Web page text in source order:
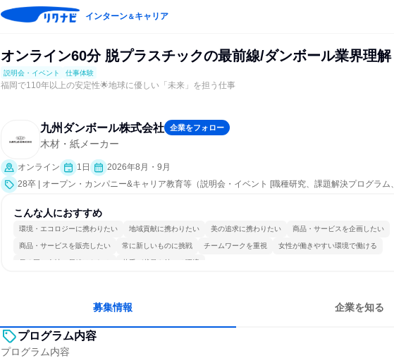
インターン＆キャリア
オンライン60分 脱プラスチックの最前線/ダンボール業界理解
説明会・イベント 仕事体験
福岡で110年以上の安定性🌟地球に優しい「未来」を担う仕事
九州ダンボール株式会社 企業をフォロー
木材・紙メーカー
オンライン 1日
2026年8月・9月
28卒 | オープン・カンパニー&キャリア教育等（説明会・イベント [職種研究、課題解決プログラム
こんな人におすすめ
環境・エコロジーに携わりたい 地域貢献に携わりたい 美の追求に携わりたい 商品・サービスを企画したい
商品・サービスを販売したい 常に新しいものに挑戦 チームワークを重視 女性が働きやすい環境で働ける
長く同じ会社に居続けられる 若手が裁量を持てる環境
募集情報 企業を知る
プログラム内容
プログラム内容